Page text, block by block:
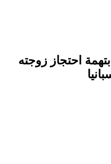
احتجاز زوجته